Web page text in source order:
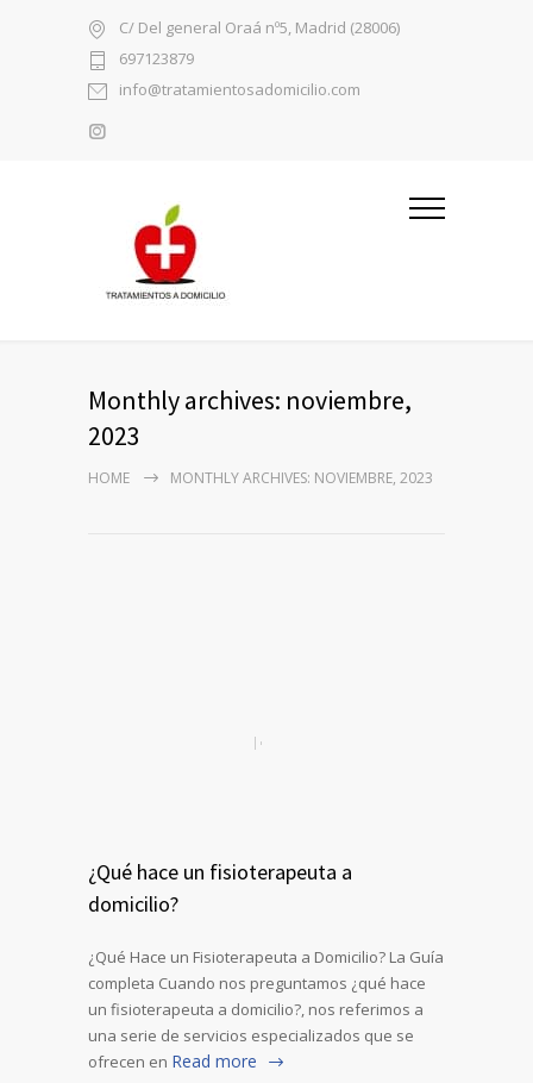
C/ Del general Oraá nº5, Madrid (28006)
697123879
info@tratamientosadomicilio.com
Monthly archives: noviembre,
2023
HOME MONTHLY ARCHIVES: NOVIEMBRE, 2023
¿Qué hace un fisioterapeuta a
domicilio?
¿Qué Hace un Fisioterapeuta a Domicilio? La Guía
completa Cuando nos preguntamos ¿qué hace
un fisioterapeuta a domicilio?, nos referimos a
una serie de servicios especializados que se
ofrecen en Read more